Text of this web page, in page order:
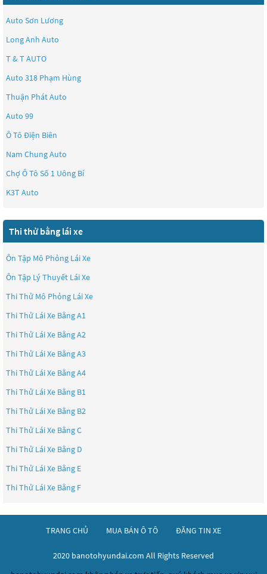
Auto Sơn Lương
Long Anh Auto
T & T AUTO
Auto 318 Phạm Hùng
Thuận Phát Auto
Auto 99
Ô Tô Điện Biên
Nam Chung Auto
Chợ Ô Tô Số 1 Uông Bí
K3T Auto
Thi thử bằng lái xe
Ôn Tập Mô Phỏng Lái Xe
Ôn Tập Lý Thuyết Lái Xe
Thi Thử Mô Phỏng Lái Xe
Thi Thử Lái Xe Bằng A1
Thi Thử Lái Xe Bằng A2
Thi Thử Lái Xe Bằng A3
Thi Thử Lái Xe Bằng A4
Thi Thử Lái Xe Bằng B1
Thi Thử Lái Xe Bằng B2
Thi Thử Lái Xe Bằng C
Thi Thử Lái Xe Bằng D
Thi Thử Lái Xe Bằng E
Thi Thử Lái Xe Bằng F
TRANG CHỦ MUA BÁN Ô TÔ ĐĂNG TIN XE
2020 banotohyundai.com All Rights Reserved